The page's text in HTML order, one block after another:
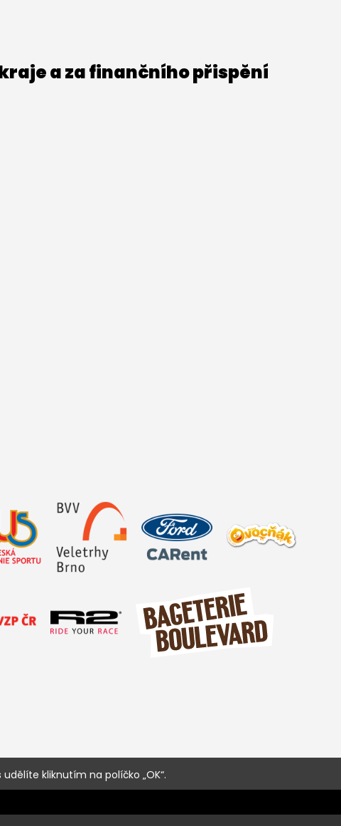
kliknutím na políčko „OK“.
a za finančního přispění